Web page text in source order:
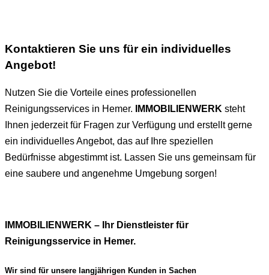
Kontaktieren Sie uns für ein individuelles
Angebot!
Nutzen Sie die Vorteile eines professionellen
Reinigungsservices in Hemer.
IMMOBILIENWERK steht
Ihnen jederzeit für Fragen zur Verfügung und erstellt gerne
ein individuelles Angebot, das auf Ihre speziellen
Bedürfnisse abgestimmt ist. Lassen Sie uns gemeinsam für
eine saubere und angenehme Umgebung sorgen!
IMMOBILIENWERK – Ihr Dienstleister für
Reinigungsservice in Hemer.
Wir sind für unsere langjährigen Kunden in Sachen